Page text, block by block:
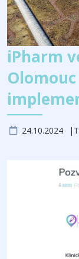
iPharm
24.10.2024